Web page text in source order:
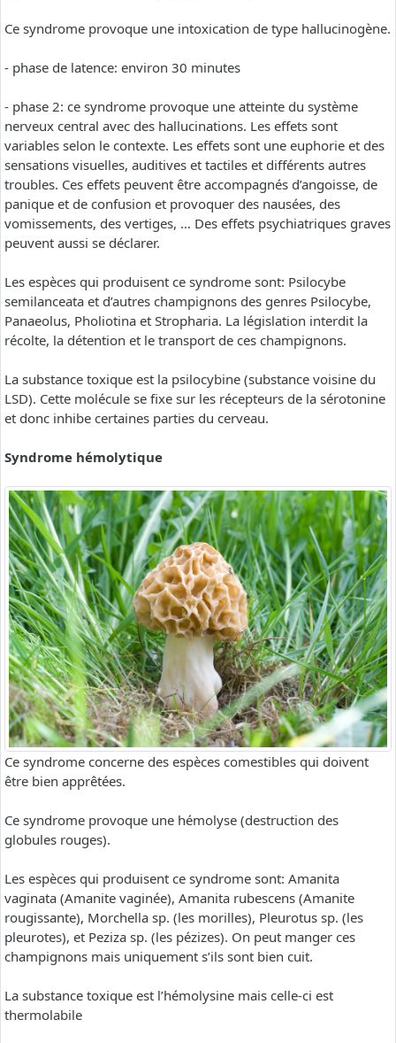
Ce syndrome provoque une intoxication de type hallucinogène.
- phase de latence: environ 30 minutes
- phase 2: ce syndrome provoque une atteinte du système
nerveux central avec des hallucinations. Les effets sont
variables selon le contexte. Les effets sont une euphorie et des
sensations visuelles, auditives et tactiles et différents autres
troubles. Ces effets peuvent être accompagnés d’angoisse, de
panique et de confusion et provoquer des nausées, des
vomissements, des vertiges, … Des effets psychiatriques graves
peuvent aussi se déclarer.
Les espèces qui produisent ce syndrome sont: Psilocybe
semilanceata et d’autres champignons des genres Psilocybe,
Panaeolus, Pholiotina et Stropharia. La législation interdit la
récolte, la détention et le transport de ces champignons.
La substance toxique est la psilocybine (substance voisine du
LSD). Cette molécule se fixe sur les récepteurs de la sérotonine
et donc inhibe certaines parties du cerveau.
Syndrome hémolytique
Ce syndrome concerne des espèces comestibles qui doivent
être bien apprêtées.
Ce syndrome provoque une hémolyse (destruction des
globules rouges).
Les espèces qui produisent ce syndrome sont: Amanita
vaginata (Amanite vaginée), Amanita rubescens (Amanite
rougissante), Morchella sp. (les morilles), Pleurotus sp. (les
pleurotes), et Peziza sp. (les pézizes). On peut manger ces
champignons mais uniquement s’ils sont bien cuit.
La substance toxique est l’hémolysine mais celle-ci est
thermolabile